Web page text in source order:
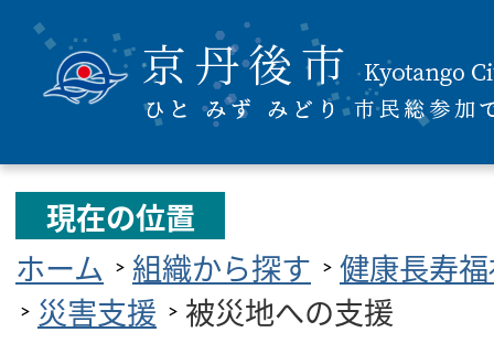
現在の位置
ホーム
組織から探す
健康長寿
災害支援
被災地への支援